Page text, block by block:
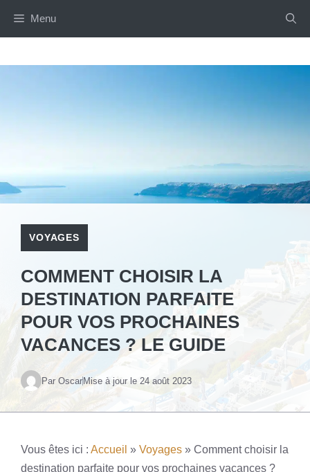
Menu
VOYAGES
COMMENT CHOISIR LA
DESTINATION PARFAITE
POUR VOS PROCHAINES
VACANCES ? LE GUIDE
Par OscarMise à jour le 24 août 2023
Vous êtes ici : Accueil » Voyages » Comment choisir la
destination parfaite pour vos prochaines vacances ?